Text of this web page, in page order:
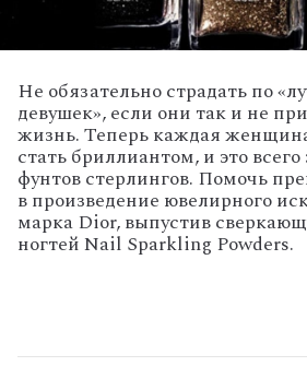
Не обязательно страдать по
девушек», если они так и не
жизнь. Теперь каждая
стать бриллиантом, и это
фунтов стерлингов. Помочь
в произведение ювелирного
марка Dior, выпустив
ногтей Nail Sparkling Powders.